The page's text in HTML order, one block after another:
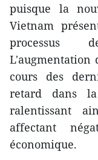
puisque la
Vietnam
processus
L'augmentation
cours des
retard dans
ralentissant
affectant
économique.